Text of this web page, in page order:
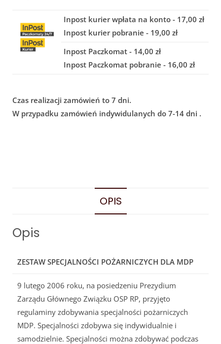
Inpost kurier wpłata na konto - 17,00 zł
Inpost kurier pobranie - 19,00 zł
Inpost Paczkomat - 14,00 zł
Inpost Paczkomat pobranie - 16,00 zł
Czas realizacji zamówień to 7 dni.
W przypadku zamówień indywidulanych do 7-14 dni .
OPIS
Opis
ZESTAW SPECJALNOŚCI POŻARNICZYCH DLA MDP
9 lutego 2006 roku, na posiedzeniu Prezydium
Zarządu Głównego Związku OSP RP, przyjęto
regulaminy zdobywania specjalności pożarniczych
MDP. Specjalności zdobywa się indywidualnie i
samodzielnie. Specjalności można zdobywać podczas